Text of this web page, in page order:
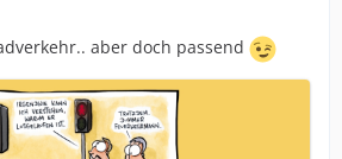
aber doch passend